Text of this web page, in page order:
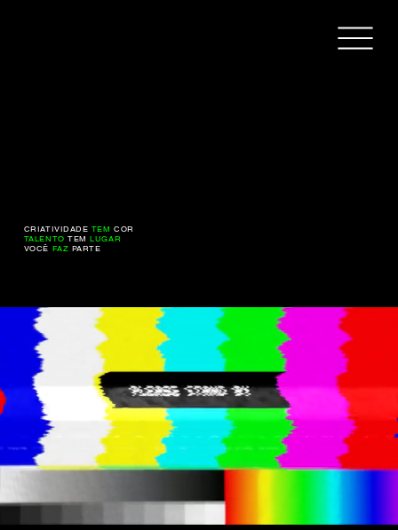
CRIATIVIDADE TEM COR
TALENTO TEMLUGAR
VOCÊ FAZ PARTE